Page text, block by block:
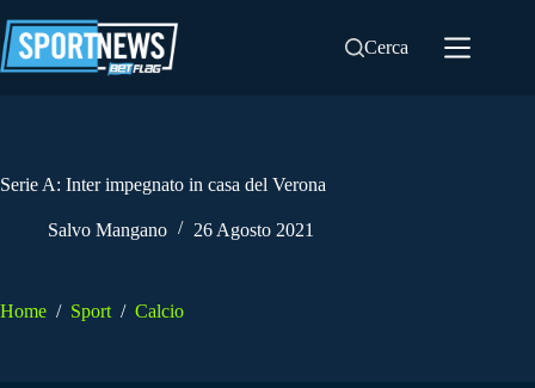
al
contenuto
Cerca
Serie A: Inter impegnato in casa del Verona
Salvo Mangano 26 Agosto 2021
Home / Sport / Calcio